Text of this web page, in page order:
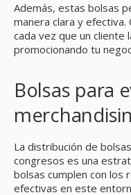
Además, estas bolsas
manera clara y
cada vez que un cliente
promocionando tu
Bolsas para
La distribución de
congresos es una
bolsas cumplen con los
efectivas en este